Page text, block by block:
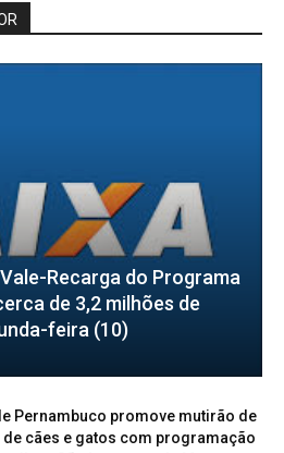
Recarga do Programa
de 3,2 milhões de
feira (10)
Pernambuco promove mutirão de
cães e gatos com programação